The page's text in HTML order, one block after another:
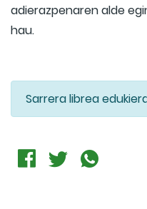
adierazpenaren alde
hau.
Sarrera librea